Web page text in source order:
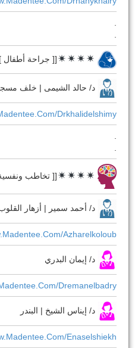
[[ جراحة أطفال
د/ حالد الشيمى | خلف مسجد
drkhalidelshimy
[[ تخاطب
د/ أحمد سمير | أزهار
azharelkoloub
د/ إيمان البدري
dremanelbadry
د/ إيناس الشيخ | البندر
enaselshiekh